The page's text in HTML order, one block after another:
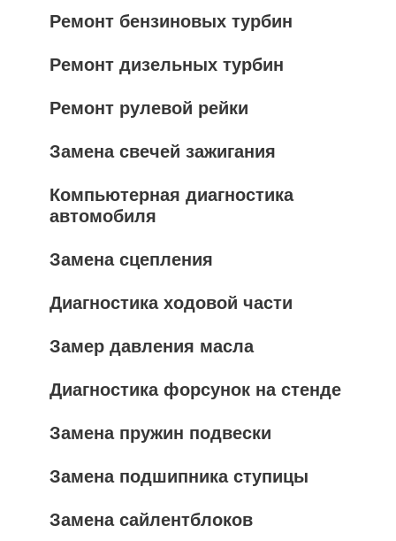
Ремонт бензиновых турбин
Ремонт дизельных турбин
Ремонт рулевой рейки
Замена свечей зажигания
Компьютерная диагностика
автомобиля
Замена сцепления
Диагностика ходовой части
Замер давления масла
Диагностика форсунок на стенде
Замена пружин подвески
Замена подшипника ступицы
Замена сайлентблоков